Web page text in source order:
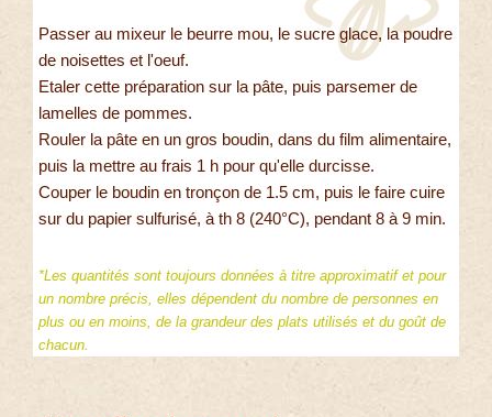
Passer au mixeur le beurre mou, le sucre glace, la poudre
de noisettes et l'oeuf.
Etaler cette préparation sur la pâte, puis parsemer de
lamelles de pommes.
Rouler la pâte en un gros boudin, dans du film alimentaire,
puis la mettre au frais 1 h pour qu'elle durcisse.
Couper le boudin en tronçon de 1.5 cm, puis le faire cuire
sur du papier sulfurisé, à th 8 (240°C), pendant 8 à 9 min.
*Les quantités sont toujours données à titre approximatif et pour
un nombre précis, elles dépendent du nombre de personnes en
plus ou en moins, de la grandeur des plats utilisés et du goût de
chacun.